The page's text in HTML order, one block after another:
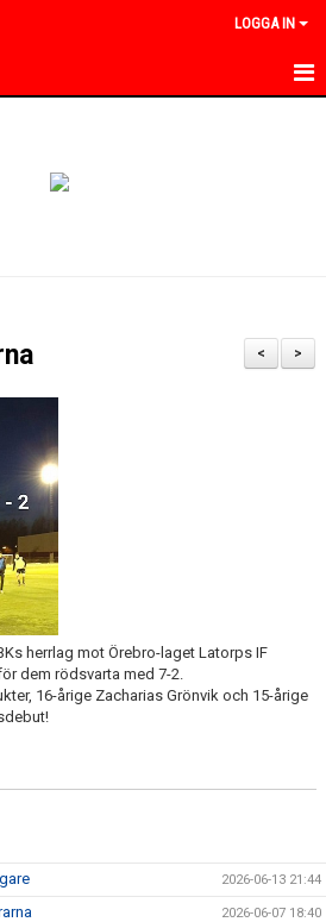
LOGGA IN
>
<
herrlag mot Örebro-laget Latorps IF
dem rödsvarta med 7-2.
16-årige Zacharias Grönvik och 15-årige
2026-06-13 21:44
2026-06-07 18:40